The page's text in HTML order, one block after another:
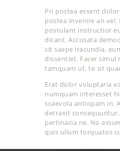
Pri postea essent
postea invenire an vel.
postulant instructior
dicant. Accusata
sit saepe iracundia,
dissentiet. Facer simul
tamquam ut, te sit
Erat dolor voluptaria
numquam interesset
scaevola antiopam in.
detraxit
pertinacia ne. No
quis ullum torquatos